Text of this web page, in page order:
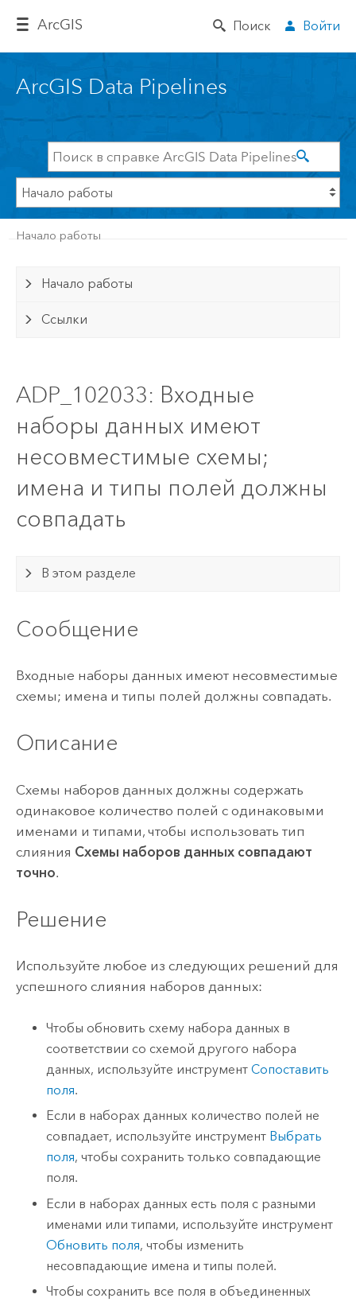
ArcGIS Поиск Войти
ArcGIS Data Pipelines
Начало работы
Начало работы
Ссылки
ADP_102033: Входные
наборы данных имеют
несовместимые схемы;
имена и типы полей должны
совпадать
В этом разделе
Сообщение
Входные наборы данных имеют несовместимые
схемы; имена и типы полей должны совпадать.
Описание
Схемы наборов данных должны содержать
одинаковое количество полей с одинаковыми
именами и типами, чтобы использовать тип
слияния Схемы наборов данных совпадают
точно.
Решение
Используйте любое из следующих решений для
успешного слияния наборов данных:
Чтобы обновить схему набора данных в
соответствии со схемой другого набора
данных, используйте инструментСопоставить
поля.
Если в наборах данных количество полей не
совпадает, используйте инструмент Выбрать
поля, чтобы сохранить только совпадающие
поля.
Если в наборах данных есть поля с разными
именами или типами, используйте инструмент
Обновить поля, чтобы изменить
несовпадающие имена и типы полей.
Чтобы сохранить все поля в объединенных